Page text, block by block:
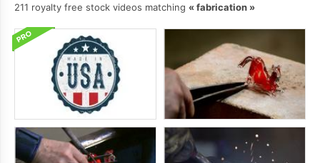
211 royalty free stock videos matching
fabrication